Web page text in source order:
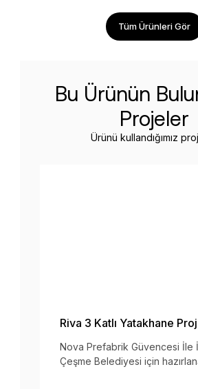
Tüm Ürünleri Gör
Bu Ürünün
Projeler
Ürünü kullandığımız
Riva 3 Katlı Yatakhane
Nova Prefabrik Güvencesi İle
Çeşme Belediyesi için